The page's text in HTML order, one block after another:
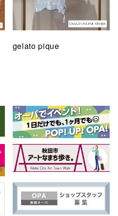
gelato pique